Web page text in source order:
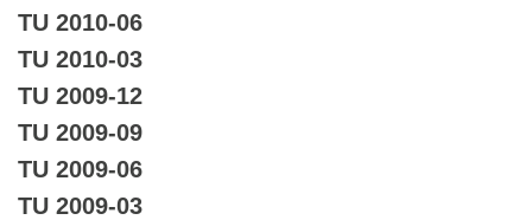
TU 2010-06
TU 2010-03
TU 2009-12
TU 2009-09
TU 2009-06
TU 2009-03